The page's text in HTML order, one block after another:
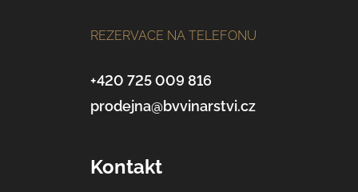
REZERVACE NA TELEFONU
+420 725 009 816
prodejna@bvvinarstvi.cz
Kontakt